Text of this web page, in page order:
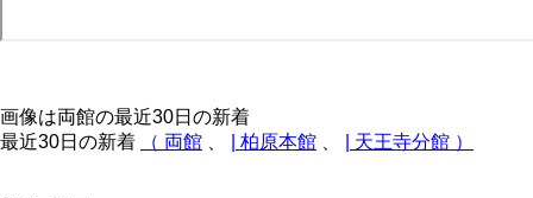
画像は両館の最近30日の新着
最近30日の新着
（ 両館 、 | 柏原本館 、 | 天王寺分館 ）